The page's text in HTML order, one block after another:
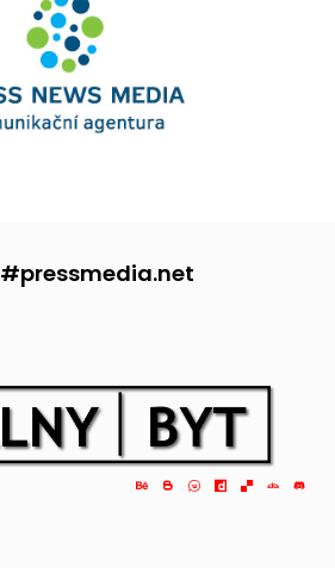
#pressmedia.net